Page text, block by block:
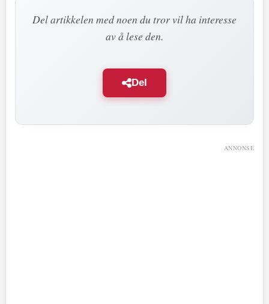
Del artikkelen med noen du tror vil ha interesse
av å lese den.
Del
ANNONSE